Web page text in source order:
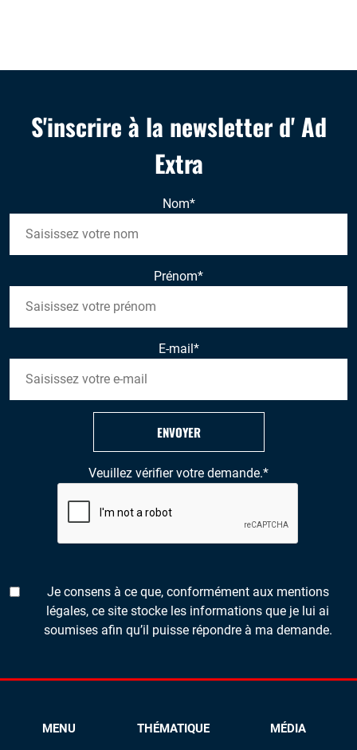
S'inscrire à la newsletter d' Ad
Extra
Nom*
Prénom*
E-mail *
Veuillez vérifier votre demande.*
Je consens à ce que, conformément aux mentions
légales, ce site stocke les informations que je lui ai
soumises afin qu’il puisse répondre à ma demande.
ENVOYER
MENU THÉMATIQUE MÉDIA